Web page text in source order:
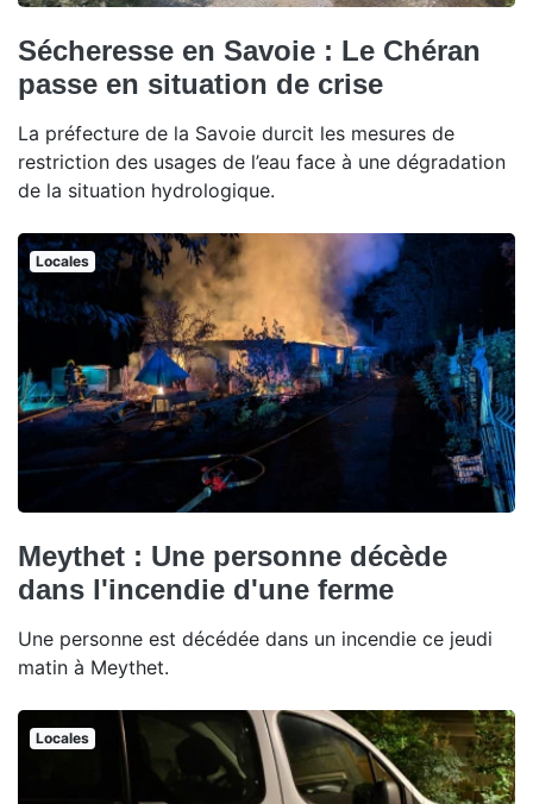
Sécheresse en Savoie : Le Chéran
passe en situation de crise
La préfecture de la Savoie durcit les mesures de
restriction des usages de l’eau face à une dégradation
de la situation hydrologique.
Locales
Meythet : Une personne décède
dans l'incendie d'une ferme
Une personne est décédée dans un incendie ce jeudi
matin à Meythet.
Locales